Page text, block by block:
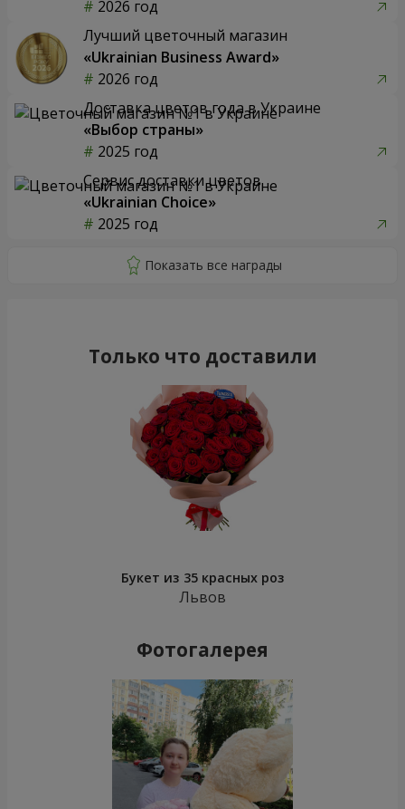
2026 год
Лучший цветочный магазин
«Ukrainian Business Award»
2026 год
Доставка цветов года в Украине
«Выбор страны»
2025 год
Сервис доставки цветов
«Ukrainian Choice»
2025 год
Только что доставили
Букет из 35 красных роз
Львов
Фотогалерея